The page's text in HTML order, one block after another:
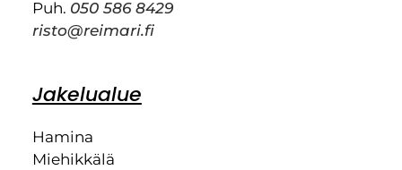
Puh. 050 586 8429
risto@reimari.fi
Jakelualue
Hamina
Miehikkälä